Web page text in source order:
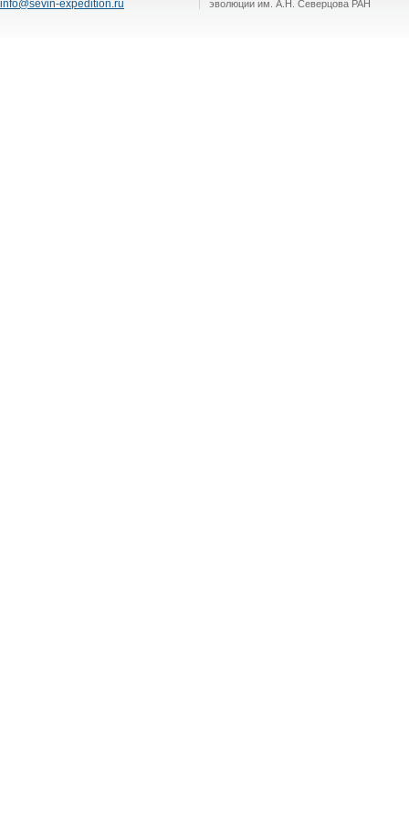
info@sevin-expedition.ru эволюции им. А.Н. Северцова РАН